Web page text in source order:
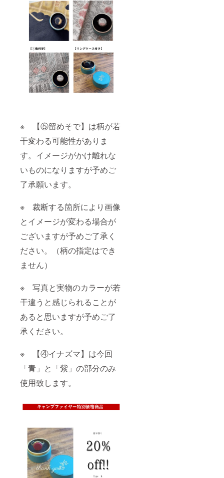
※ 【⑤留めそで】は柄が若
干変わる可能性がありま
す。イメージがかけ離れな
いものになりますが予めご
了承願います。
※ 裁断する箇所により画像
とイメージが変わる場合が
ございますが予めご了承く
ださい。（柄の指定はでき
ません）
※ 写真と実物のカラーが若
干違うと感じられることが
あると思いますが予めご了
承ください。
※ 【④イナズマ】は今回
「青」と「紫」の部分のみ
使用致します。